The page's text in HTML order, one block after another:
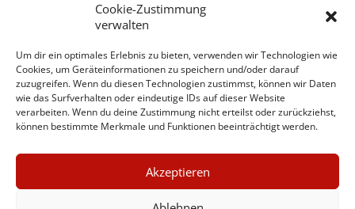
Cookie-Zustimmung
verwalten
Um dir ein optimales Erlebnis zu bieten, verwenden wir Technologien wie
Cookies, um Geräteinformationen zu speichern und/oder darauf
zuzugreifen. Wenn du diesen Technologien zustimmst, können wir Daten
wie das Surfverhalten oder eindeutige IDs auf dieser Website
verarbeiten. Wenn du deine Zustimmung nicht erteilst oder zurückziehst,
können bestimmte Merkmale und Funktionen beeinträchtigt werden.
Akzeptieren
Mehr
© Copyright Hintergrund.de, 2015 - 2026
Zum Newsletter jetzt kostenlos
anmelden
erscheint ca. alle 4 Wochen
×